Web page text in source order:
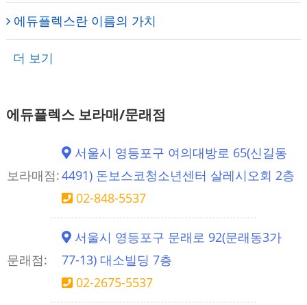
에듀플렉스란 이름의 가치
더 보기
에듀플렉스 보라매/문래점
보라매점:
서울시 영등포구 여의대방로 65(신길동
4491) 돈보스코청소년센터 살레시오회 2층
02-848-5537
문래점:
서울시 영등포구 문래로 92(문래동3가
77-13) 대소빌딩 7층
02-2675-5537